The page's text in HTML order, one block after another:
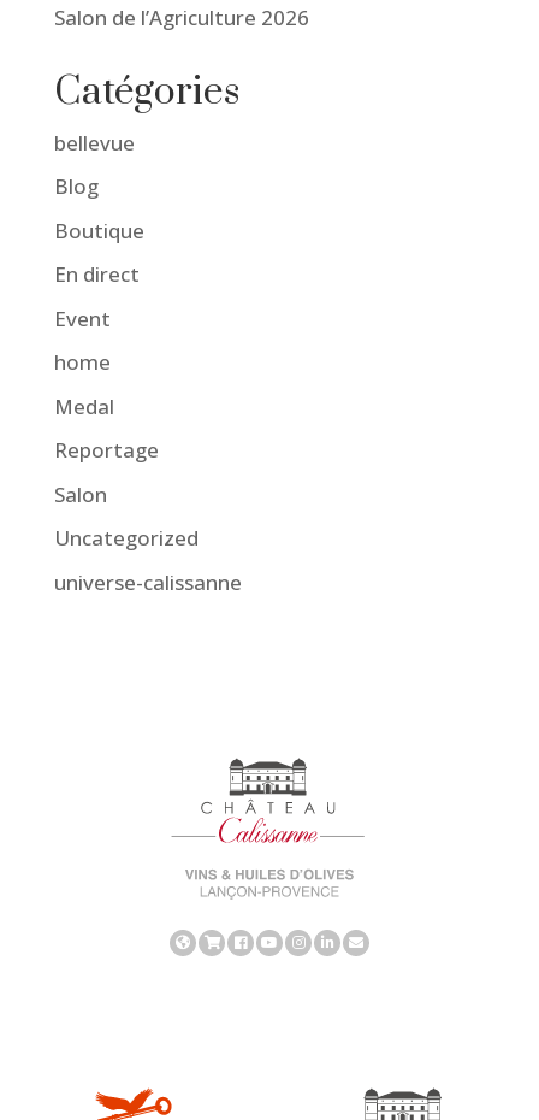
Salon de l’Agriculture 2026
Catégories
bellevue
Blog
Boutique
En direct
Event
home
Medal
Reportage
Salon
Uncategorized
universe-calissanne